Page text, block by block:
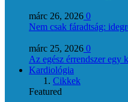
márc 26, 2026 0
Nem csak fáradtság:
márc 25, 2026 0
Az egész érrendszer egy
Kardiológia
Cikkek
Featured